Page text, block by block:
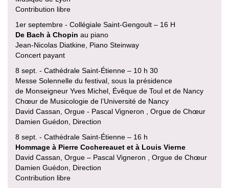
Contribution libre
1er septembre - Collégiale Saint-Gengoult – 16 H
De Bach à Chopin au piano
Jean-Nicolas Diatkine, Piano Steinway
Concert payant
8 sept. - Cathédrale Saint-Étienne – 10 h 30
Messe Solennelle du festival, sous la présidence
de Monseigneur Yves Michel, Évêque de Toul et de Nancy
Chœur de Musicologie de l’Université de Nancy
David Cassan, Orgue - Pascal Vigneron , Orgue de Chœur
Damien Guédon, Direction
8 sept. - Cathédrale Saint-Étienne – 16 h
Hommage à Pierre Cochereauet et à Louis Vierne
David Cassan, Orgue – Pascal Vigneron , Orgue de Chœur
Damien Guédon, Direction
Contribution libre